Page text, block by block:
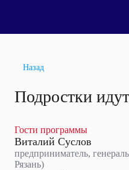
Назад
Подростки
Гости программы
Виталий Суслов
предприниматель,
Рязань)